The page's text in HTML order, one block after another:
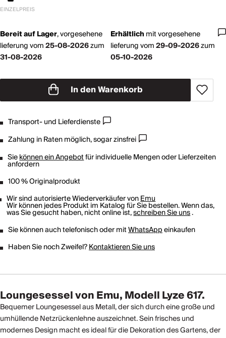
EINZELPREIS
Bereit auf Lager,vorgesehene
lieferung vom25-08-2026zum
31-08-2026
Erhältlich mitvorgesehene
lieferung vom29-09-2026zum
05-10-2026
In den Warenkorb
Transport- und Lieferdienste
Zahlung in Raten möglich, sogar zinsfrei
Siekönnen ein Angebotfür individuelle Mengen oder Lieferzeiten
anfordern
100 % Originalprodukt
Wir sind autorisierte Wiederverkäufer vonEmu
Wir können jedes Produkt im Katalog für Sie bestellen. Wenn das,
was Sie gesucht haben, nicht online ist,schreiben Sie uns.
Sie können auch telefonisch oder mitWhatsAppeinkaufen
Haben Sie noch Zweifel?Kontaktieren Sie uns
Loungesessel von Emu, Modell Lyze 617.
Bequemer Loungesessel aus Metall, der sich durch eine große und
umhüllende Netzrückenlehne auszeichnet. Sein frisches und
modernes Design macht es ideal für die Dekoration des Gartens, der